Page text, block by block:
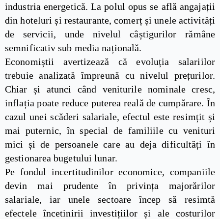
industria energetică. La polul opus se află angajații
din hoteluri și restaurante, comerț și unele activități
de servicii, unde nivelul câștigurilor rămâne
semnificativ sub media națională.
Economiștii avertizează că evoluția salariilor
trebuie analizată împreună cu nivelul prețurilor.
Chiar și atunci când veniturile nominale cresc,
inflația poate reduce puterea reală de cumpărare. În
cazul unei scăderi salariale, efectul este resimțit și
mai puternic, în special de familiile cu venituri
mici și de persoanele care au deja dificultăți în
gestionarea bugetului lunar.
Pe fondul incertitudinilor economice, companiile
devin mai prudente în privința majorărilor
salariale, iar unele sectoare încep să resimtă
efectele încetinirii investițiilor și ale costurilor